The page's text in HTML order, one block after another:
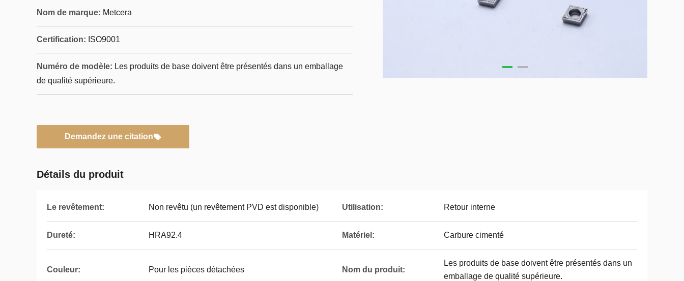
Nom de marque: Metcera
Certification: ISO9001
Numéro de modèle: Les produits de base doivent être présentés dans un emballage
de qualité supérieure.
Demandez une citation
Détails du produit
Le revêtement: Non revêtu (un revêtement PVD est disponible) Utilisation: Retour interne
Dureté: HRA92.4 Matériel: Carbure cimenté
Couleur: Pour les pièces détachées Nom du produit:
Les produits de base doivent être présentés dans un
emballage de qualité supérieure.